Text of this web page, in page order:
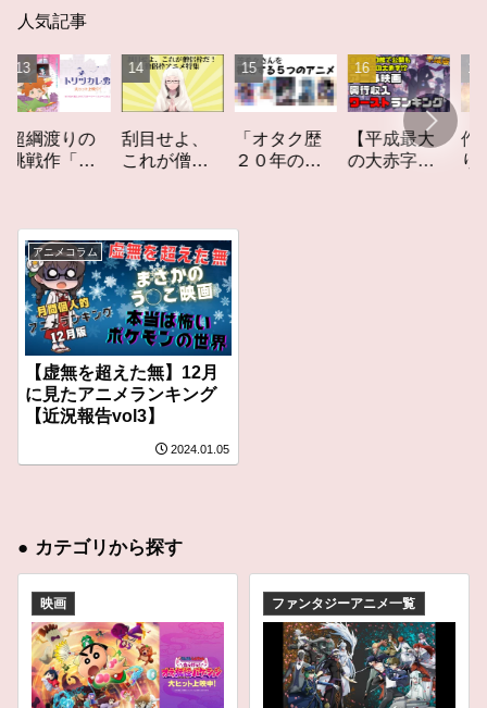
人気記事
りの
「ト
刮目せよ、
これが僧侶
メ」特集ア
ニメコラム
「オタク歴
２０年の私
メ」アニメ
コラム #私を
構成する5つ
のアニメ
【平成最大
の大赤字】
作家性の
りかす「
アニメコラム
【虚無を超えた無】12月
に見たアニメランキング
【近況報告vol3】
2024.01.05
● カテゴリから探す
映画 ファンタジーアニメ一覧